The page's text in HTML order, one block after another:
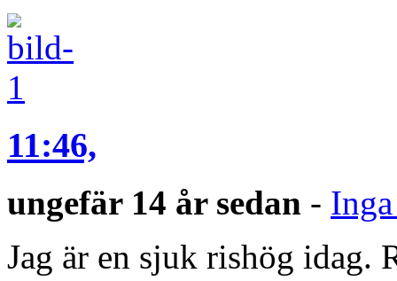
11:46,
ungefär 14 år sedan -
Jag är en sjuk rishög idag.